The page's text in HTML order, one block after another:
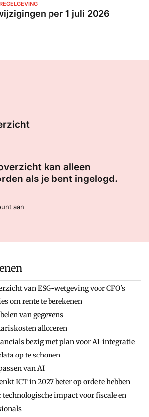
per 1 juli 2026
kan alleen
als je bent ingelogd.
aan
van ESG-wetgeving voor CFO's
om rente te berekenen
van gegevens
alloceren
bezig met plan voor AI-integratie
op te schonen
van AI
ICT in 2027 beter op orde te hebben
impact voor fiscale en